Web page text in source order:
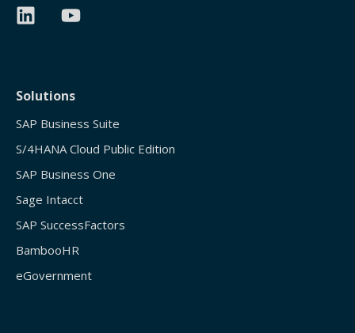
Solutions
SAP Business Suite
S/4HANA Cloud Public Edition
SAP Business One
Sage Intacct
SAP SuccessFactors
BambooHR
eGovernment